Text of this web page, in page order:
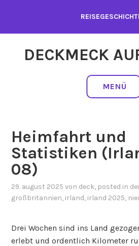
springen
DECKMECK
MENÜ
Heimfahrt und
Statistiken
08)
29. august 2025 von deck, posted in
großbritannien, irland, irland 2025,
Drei Wochen sind ins Land
erlebt und ordentlich Kilometer